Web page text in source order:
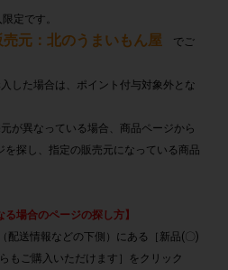
定です。
売元：北のうまいもん屋 でご
した場合は、ポイント付与対象外とな
が異なっている場合、商品ページから
を探し、指定の販売元になっている商品
る場合のページの探し方】
配送情報などの下側）にある［新品(〇)
もご購入いただけます］をクリック